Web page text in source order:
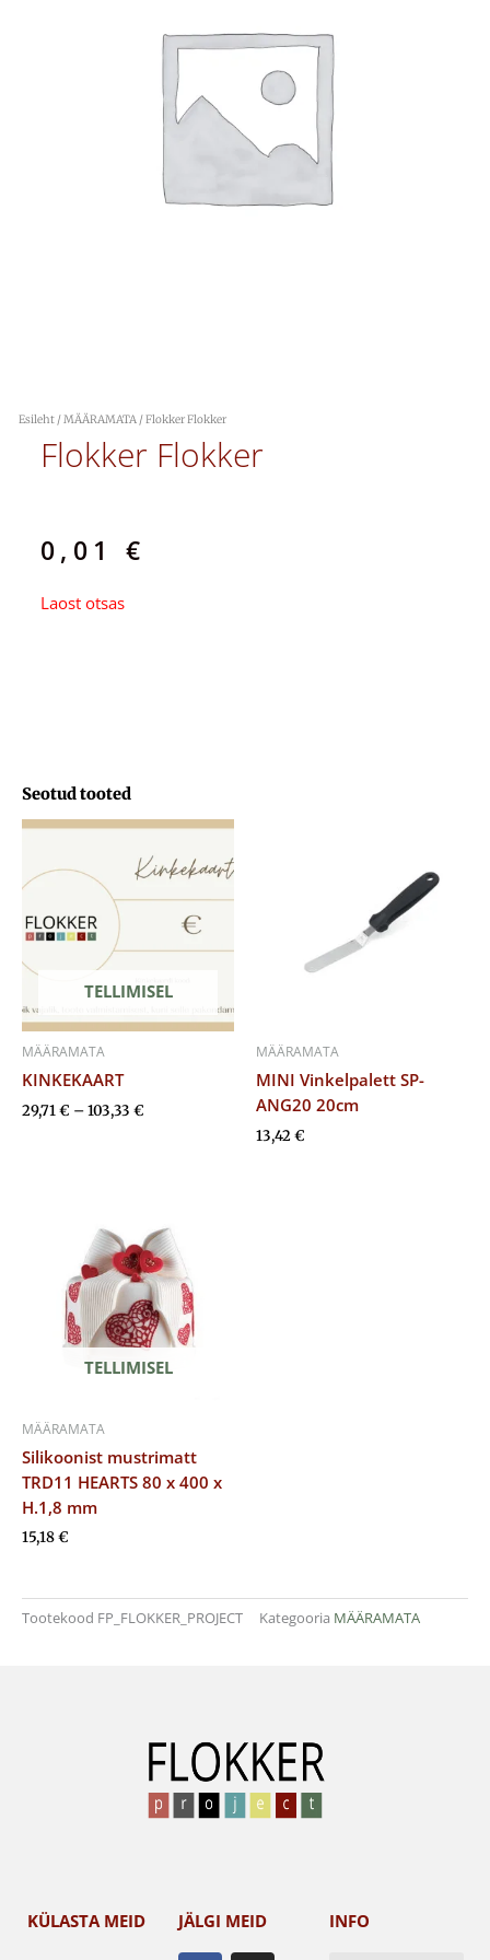
Esileht /MÄÄRAMATA / Flokker Flokker
Flokker Flokker
0,01 €
Laost otsas
Tootekood FP_FLOKKER_PROJECT Kategooria MÄÄRAMATA
Seotud tooted
TELLIMISEL
MÄÄRAMATA
KINKEKAART
29,71€ –103,33 €
Hinnavahemik:
kuni
103,33 €
MÄÄRAMATA
MINI Vinkelpalett SP-
ANG20 20cm
13,42€
TELLIMISEL
MÄÄRAMATA
Silikoonist mustrimatt
TRD11 HEARTS 80 x 400 x
H.1,8 mm
15,18€
KÜLASTA MEID JÄLGI MEID INFO